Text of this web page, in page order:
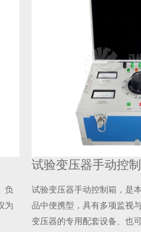
试验变压器手动控制箱
试验变压器手动控制箱，是本公司
品中便携型，具有多项监视与保护功
变压器的专用配套设备、也可以作